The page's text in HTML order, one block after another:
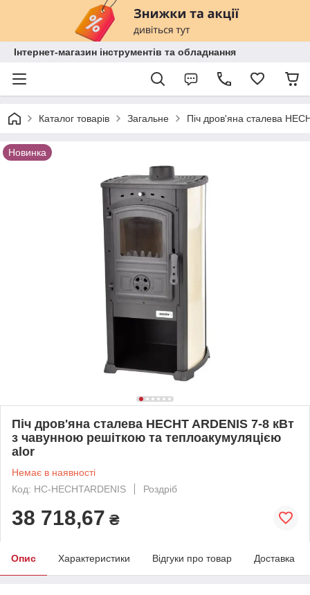
Інтернет-магазин інструментів та обладнання
Каталог товарів Загальне Піч дров'яна сталева
Новинка
Піч дров'яна сталева HECHT ARDENIS 7-8 кВт
з чавунною решіткою та теплоакумуляцією
alor
Немає в наявності
Код: HC-HECHTARDENIS
Роздріб
38 718,67 ₴
Опис Характеристики Відгуки про товар Доставка